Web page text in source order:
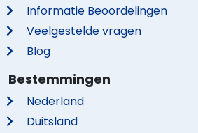
Informatie Beoordelingen
Veelgestelde vragen
Blog
Bestemmingen
Nederland
Duitsland